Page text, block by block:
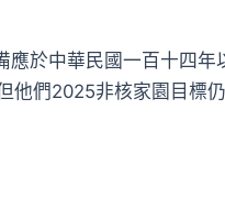
於中華民國一百十四年
他們2025非核家園目標